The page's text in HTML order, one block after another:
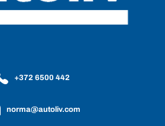
+372 6500 442
norma@autoliv.com